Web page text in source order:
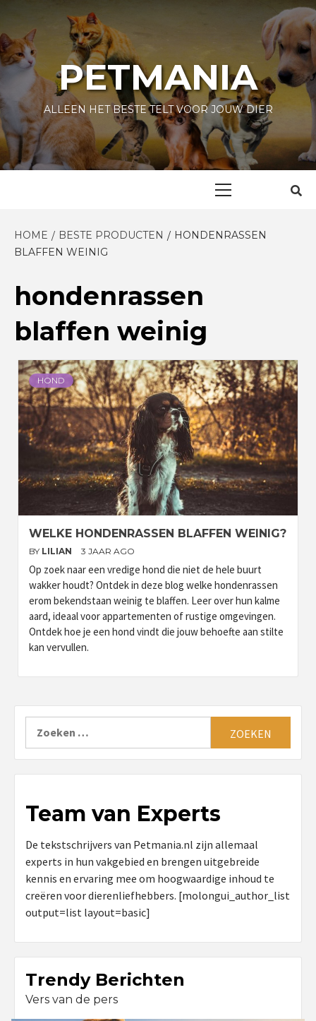
content
PETMANIA
ALLEEN HET BESTE TELT VOOR JOUW DIER
HOME BESTE PRODUCTEN
HONDENRASSEN
BLAFFEN WEINIG
hondenrassen
blaffen weinig
HOND
WELKE HONDENRASSEN BLAFFEN WEINIG?
BY LILIAN 3 JAAR AGO
Op zoek naar een vredige hond die niet de hele buurt
wakker houdt? Ontdek in deze blog welke hondenrassen
erom bekendstaan weinig te blaffen. Leer over hun kalme
aard, ideaal voor appartementen of rustige omgevingen.
Ontdek hoe je een hond vindt die jouw behoefte aan stilte
kan vervullen.
Team van Experts
De tekstschrijvers van Petmania.nl zijn allemaal
experts in hun vakgebied en brengen uitgebreide
kennis en ervaring mee om hoogwaardige inhoud te
creëren voor dierenliefhebbers. [molongui_author_list
output=list layout=basic]
Trendy Berichten
Vers van de pers